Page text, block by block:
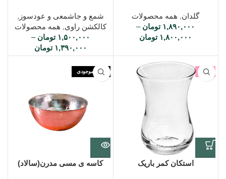
گلدان, همه محصولات
۱,۸۹۰,۰۰۰ تومان –
۱,۸۰۰,۰۰۰ تومان
شمع و جاشمعی و عودسوز ,
کالکشن راوی, همه محصولات
۱,۵۰۰,۰۰۰ تومان –
۱,۳۹۰,۰۰۰ تومان
-3%
استکان کمر باریک
اتمام موجودی
کاسه ی مسی مدرن(سالاد)